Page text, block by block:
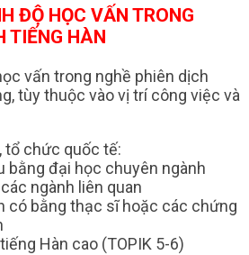
ĐỘ HỌC VẤN TRONG
TIẾNG HÀN
vấn trong nghề phiên dịch
tùy thuộc vào vị trí công việc và
tổ chức quốc tế:
bằng đại học chuyên ngành
ngành liên quan
có bằng thạc sĩ hoặc các chứng
Hàn cao (TOPIK 5-6)